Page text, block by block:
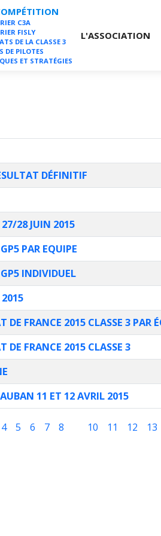
C3A
FISLY
DE LA CLASSE 3
DE PILOTES
ET STRATÉGIES
L'ASSOCIATION
DÉFINITIF
27/28 JUIN 2015
PAR EQUIPE
INDIVIDUEL
2015
FRANCE 2015 CLASSE 3 PAR
FRANCE 2015 CLASSE 3
11 ET 12 AVRIL 2015
4 5 6 7 8 10 11 12 13